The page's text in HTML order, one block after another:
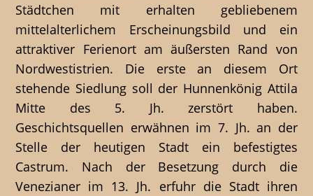
Städtchen mit erhalten gebliebenem
mittelalterlichem Erscheinungsbild und ein
attraktiver Ferienort am äußersten Rand von
Nordwestistrien. Die erste an diesem Ort
stehende Siedlung soll der Hunnenkönig Attila
Mitte des 5. Jh. zerstört haben.
Geschichtsquellen erwähnen im 7. Jh. an der
Stelle der heutigen Stadt ein befestigtes
Castrum. Nach der Besetzung durch die
Venezianer im 13. Jh. erfuhr die Stadt ihren